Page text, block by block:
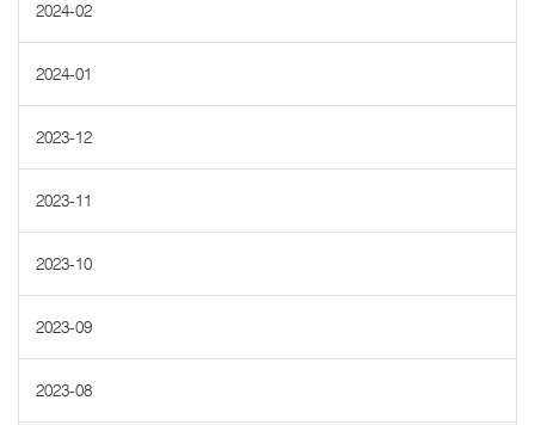
2024-02
2024-01
2023-12
2023-11
2023-10
2023-09
2023-08